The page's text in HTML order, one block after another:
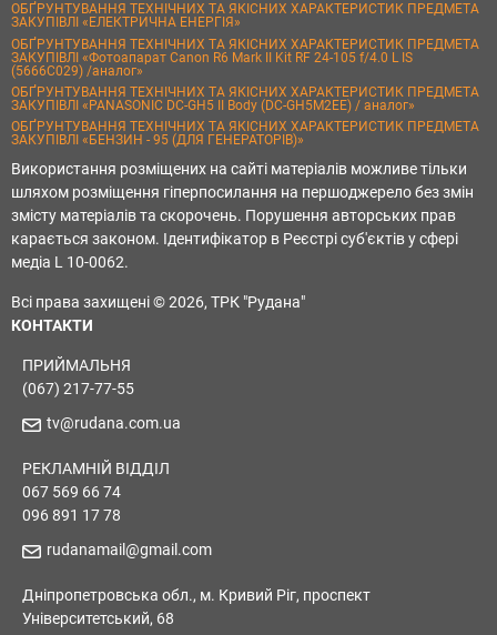
ОБҐРУНТУВАННЯ ТЕХНІЧНИХ ТА ЯКІСНИХ ХАРАКТЕРИСТИК ПРЕДМЕТА
ЗАКУПІВЛІ «ЕЛЕКТРИЧНА ЕНЕРГІЯ»
ОБҐРУНТУВАННЯ ТЕХНІЧНИХ ТА ЯКІСНИХ ХАРАКТЕРИСТИК ПРЕДМЕТА
ЗАКУПІВЛІ «Фотоапарат Canon R6 Mark II Kit RF 24-105 f/4.0 L IS
(5666C029) /аналог»
ОБҐРУНТУВАННЯ ТЕХНІЧНИХ ТА ЯКІСНИХ ХАРАКТЕРИСТИК ПРЕДМЕТА
ЗАКУПІВЛІ «PANASONIC DC-GH5 II Body (DC-GH5M2EE) / аналог»
ОБҐРУНТУВАННЯ ТЕХНІЧНИХ ТА ЯКІСНИХ ХАРАКТЕРИСТИК ПРЕДМЕТА
ЗАКУПІВЛІ «БЕНЗИН - 95 (ДЛЯ ГЕНЕРАТОРІВ)»
Використання розміщених на сайті матеріалів можливе тільки
шляхом розміщення гіперпосилання на першоджерело без змін
змісту матеріалів та скорочень. Порушення авторських прав
карається законом. Ідентифікатор в Реєстрі суб'єктів у сфері
медіа L 10-0062.
Всі права захищені © 2026, ТРК "Рудана"
КОНТАКТИ
ПРИЙМАЛЬНЯ
(067) 217-77-55
tv@rudana.com.ua
РЕКЛАМНІЙ ВІДДІЛ
067 569 66 74
096 891 17 78
rudanamail@gmail.com
Дніпропетровська обл., м. Кривий Ріг, проспект
Університетський, 68